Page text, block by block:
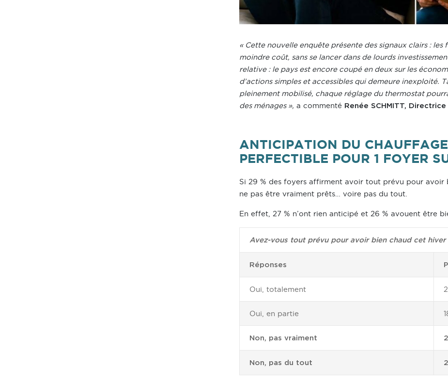
« Cette nouvelle enquête présente des signaux clairs :
moindre coût, sans se lancer dans de lourds
relative : le pays est encore coupé en deux sur les
d’actions simples et accessibles qui demeure inexploité.
pleinement mobilisé, chaque réglage du thermostat
des ménages », a commenté Renée SCHMITT,
ANTICIPATION DU
PERFECTIBLE POUR 1 FOYER
Si 29 % des foyers affirment avoir tout prévu pour avoir
ne pas être vraiment prêts… voire pas du tout.
En effet, 27 % n’ont rien anticipé et 26 % avouent être
Avez-vous tout prévu pour avoir bien chaud cet hiver
Réponses
Oui, totalement
Oui, en partie
Non, pas vraiment
Non, pas du tout